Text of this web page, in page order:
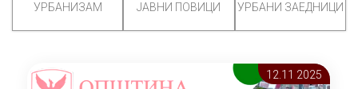
УРБАНИЗАМ ЈАВНИ ПОВИЦИ УРБАНИ ЗАЕДНИЦИ
12.11 2025